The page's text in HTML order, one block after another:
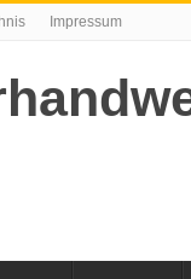
Impressum